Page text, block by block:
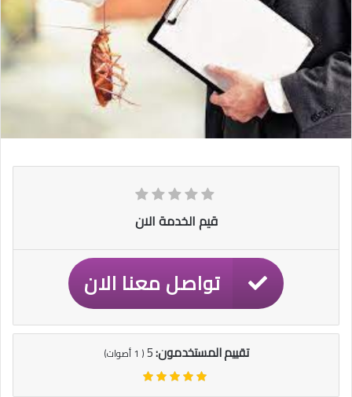
قيم الخدمة الان
تواصل معنا الان
تقييم المستخدمون:5
(
1أصوات)